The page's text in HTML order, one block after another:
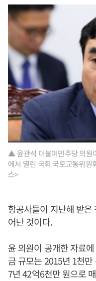
▲ 윤관석 더불어민주당 의원
에서 열린 국회 국토교통위원
스>
항공사들이 지난해 받
어난 것이다.
윤 의원이 공개한 자료
금 규모는 2015년 1천
7년 42억6천만 원으로